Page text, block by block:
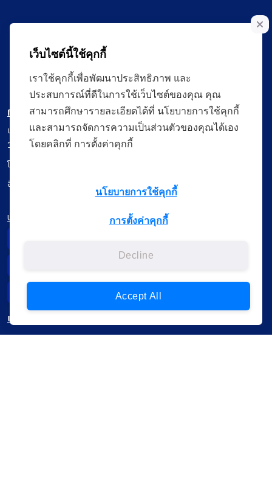
ที่อยู่ติดต่อ
เลขที่ 120 หมู่ที่ 3 ถนนแจ้งวัฒนะ แขวงทุ่งสองห้อง เขตหลักสี่ กรุงเทพฯ
10210
โทรศัพท์ : Call Center ศาลปกครอง 1355 / 0 2141 1111 / 0 2141 0713
อีเมล : saraban@admincourt.go.th
นโยบาย
เมนู
เว็บไซต์นี้ใช้คุกกี้
เราใช้คุกกี้เพื่อพัฒนาประสิทธิภาพ และ
ประสบการณ์ที่ดีในการใช้เว็บไซต์ของคุณ คุณ
สามารถศึกษารายละเอียดได้ที่ นโยบายการใช้คุกกี้
และสามารถจัดการความเป็นส่วนตัวของคุณได้เอง
โดยคลิกที่ การตั้งค่าคุกกี้
นโยบายการใช้คุกกี้
การตั้งค่าคุกกี้
Decline
Accept All